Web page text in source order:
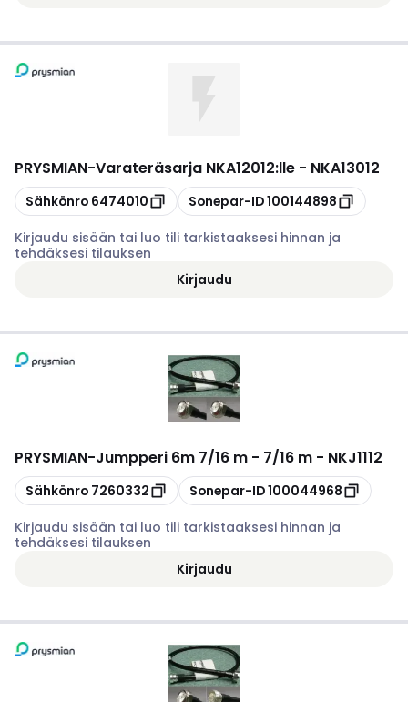
PRYSMIAN-Varateräsarja NKA12012:lle - NKA13012
Kopioi
Sähkönro 6474010 Kopioi
Sonepar-ID100144898
Kirjaudu sisään tai luo tili tarkistaaksesi hinnan ja
tehdäksesi tilauksen
Kirjaudu
PRYSMIAN-Jumpperi 6m 7/16 m - 7/16 m - NKJ1112
Kopioi
Sähkönro 7260332 Kopioi
Sonepar-ID100044968
Kirjaudu sisään tai luo tili tarkistaaksesi hinnan ja
tehdäksesi tilauksen
Kirjaudu